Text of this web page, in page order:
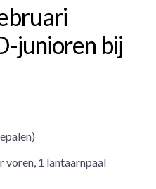
junioren bij
voren, 1 lantaarnpaal